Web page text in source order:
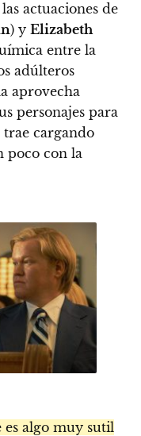
actuaciones de
) y Elizabeth
entre la
adúlteros
aprovecha
personajes para
trae cargando
poco con la
es algo muy sutil